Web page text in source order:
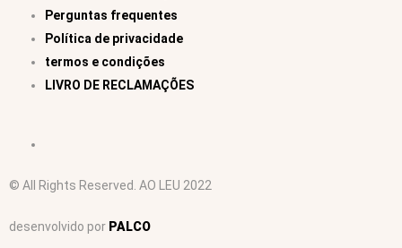
Perguntas frequentes
Política de privacidade
termos e condições
LIVRO DE RECLAMAÇÕES
© All Rights Reserved. AO LEU 2022
desenvolvido por PALCO